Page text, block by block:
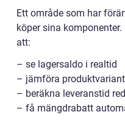
Ett område som har
köper sina
att:
– se lagersaldo i realtid
– jämföra
– beräkna leveranstid
– få mängdrabatt